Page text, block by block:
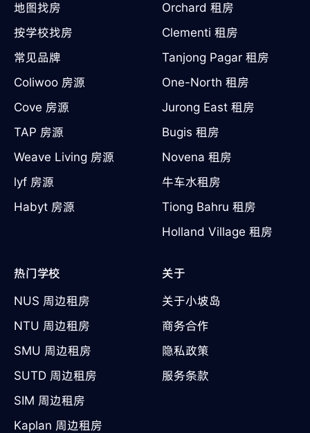
地图找房
按学校找房
常见品牌
Coliwoo 房源
Cove 房源
TAP 房源
Weave Living 房源
lyf 房源
Habyt 房源
Orchard 租房
Clementi 租房
Tanjong Pagar 租房
One-North 租房
Jurong East 租房
Bugis 租房
Novena 租房
牛车水租房
Tiong Bahru 租房
Holland Village 租房
热门学校
NUS 周边租房
NTU 周边租房
SMU 周边租房
SUTD 周边租房
SIM 周边租房
Kaplan 周边租房
关于
关于小坡岛
商务合作
隐私政策
服务条款